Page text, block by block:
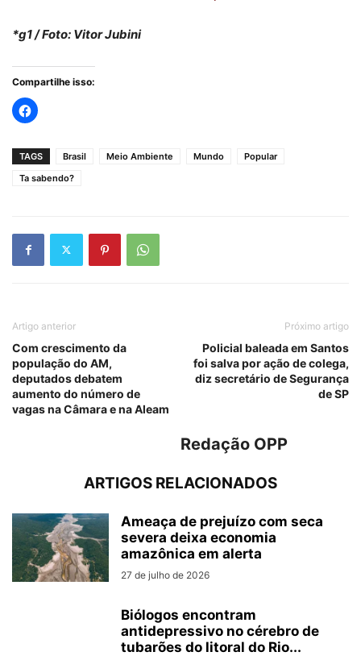
*g1 / Foto: Vitor Jubini
Compartilhe isso:
TAGS Brasil Meio Ambiente Mundo
Popular
Ta sabendo?
Artigo anterior
Com crescimento da
população do AM,
deputados debatem
aumento do número de
vagas na Câmara e na Aleam
Próximo artigo
Policial baleada em Santos
foi salva por ação de colega,
diz secretário de Segurança
de SP
Redação OPP
ARTIGOS RELACIONADOS
Ameaça de prejuízo com seca
severa deixa economia
amazônica em alerta
27 de julho de 2026
Biólogos encontram
antidepressivo no cérebro de
tubarões do litoral do Rio...